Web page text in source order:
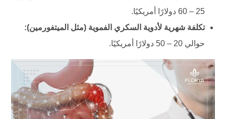
25 – 60 دولارًا أمريكيًا.
تكلفة شهرية لأدوية السكري الفموية (مثل الميتفورمين):
حوالي 20 – 50 دولارًا أمريكيًا.